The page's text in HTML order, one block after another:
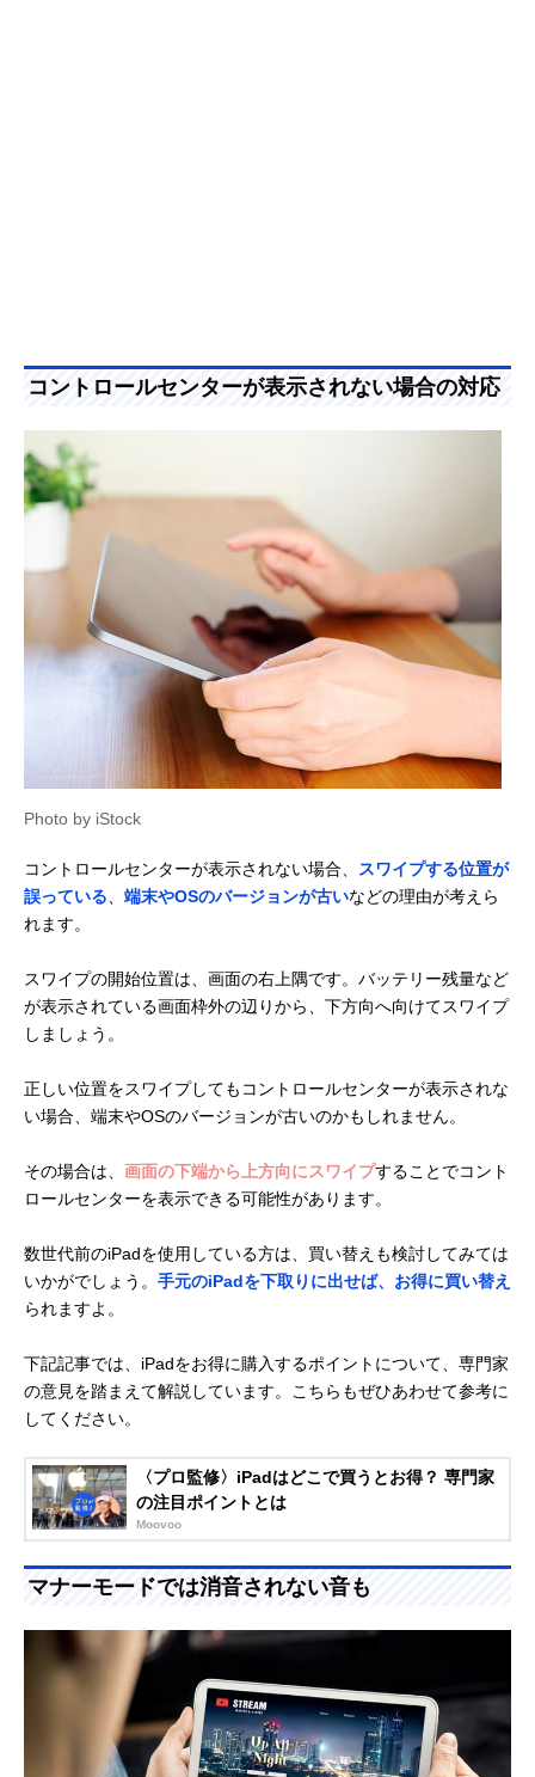
コントロールセンターが表示されない場合の対応
Photo by iStock
コントロールセンターが表示されない場合、
スワイプする位置が
誤っている
端末やOSのバージョンが古いなどの理由が考えら
れます。
スワイプの開始位置は、画面の右上隅です。バッテリー残量など
が表示されている画面枠外の辺りから、下方向へ向けてスワイプ
しましょう。
正しい位置をスワイプしてもコントロールセンターが表示されな
い場合、端末やOSのバージョンが古いのかもしれません。
その場合は、 画面の下端から上方向にスワイプすることでコント
ロールセンターを表示できる可能性があります。
数世代前のiPadを使用している方は、買い替えも検討してみては
いかがでしょう。 手元のiPadを下取りに出せば、お得に買い替え
られますよ。
下記記事では、iPadをお得に購入するポイントについて、専門家
の意見を踏まえて解説しています。こちらもぜひあわせて参考に
してください。
〈プロ監修〉iPadはどこで買うとお得？ 専門家
の注目ポイントとは
Moovoo
マナーモードでは消音されない音も